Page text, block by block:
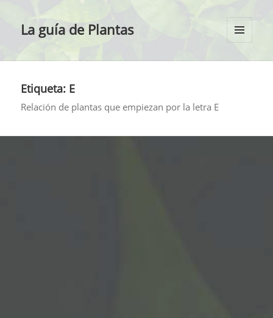
La guía de Plantas
Etiqueta: E
Relación de plantas que empiezan por la letra E